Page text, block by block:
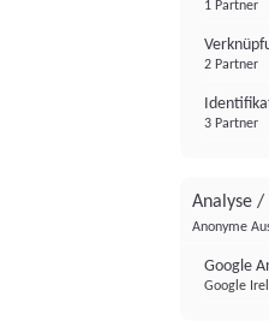
1 Partner
2 Partner
3 Partner
Analyse /
Anonyme
Google
Google